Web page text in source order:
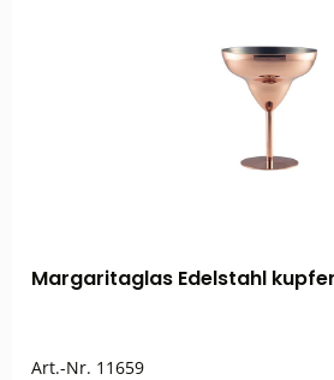
Margaritaglas Edelstahl
Art.-Nr. 11659